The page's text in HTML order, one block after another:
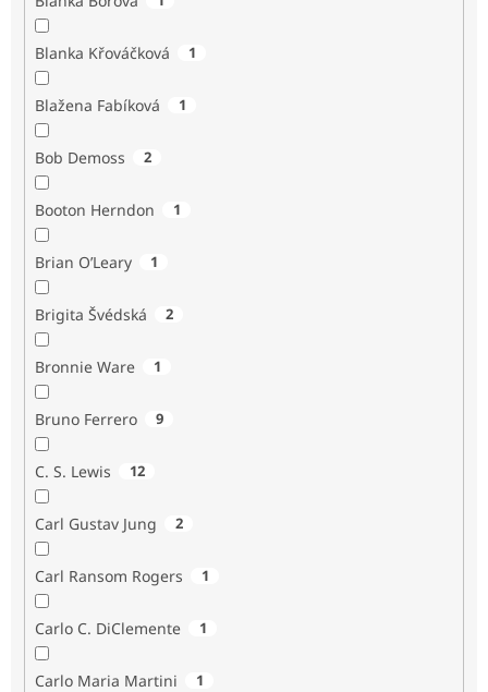
Blanka Křováčková 1
Blažena Fabíková 1
Bob Demoss 2
Booton Herndon 1
Brian O’Leary 1
Brigita Švédská 2
Bronnie Ware 1
Bruno Ferrero 9
C. S. Lewis 12
Carl Gustav Jung 2
Carl Ransom Rogers 1
Carlo C. DiClemente 1
Carlo Maria Martini 1